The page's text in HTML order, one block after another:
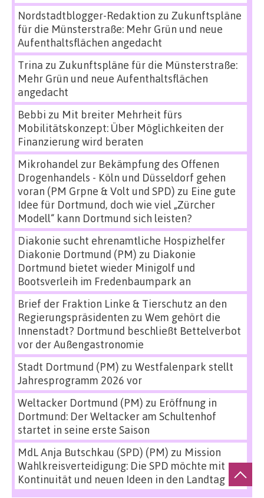
Nordstadtblogger-Redaktion zu Zukunftspläne
für die Münsterstraße: Mehr Grün und neue
Aufenthaltsflächen angedacht
Trina zu Zukunftspläne für die Münsterstraße:
Mehr Grün und neue Aufenthaltsflächen
angedacht
Bebbi zu Mit breiter Mehrheit fürs
Mobilitätskonzept: Über Möglichkeiten der
Finanzierung wird beraten
Mikrohandel zur Bekämpfung des Offenen
Drogenhandels - Köln und Düsseldorf gehen
voran (PM Grpne & Volt und SPD) zu Eine gute
Idee für Dortmund, doch wie viel „Zürcher
Modell“ kann Dortmund sich leisten?
Diakonie sucht ehrenamtliche Hospizhelfer
Diakonie Dortmund (PM) zu Diakonie
Dortmund bietet wieder Minigolf und
Bootsverleih im Fredenbaumpark an
Brief der Fraktion Linke & Tierschutz an den
Regierungspräsidenten zu Wem gehört die
Innenstadt? Dortmund beschließt Bettelverbot
vor der Außengastronomie
Stadt Dortmund (PM) zu Westfalenpark stellt
Jahresprogramm 2026 vor
Weltacker Dortmund (PM) zu Eröffnung in
Dortmund: Der Weltacker am Schultenhof
startet in seine erste Saison
MdL Anja Butschkau (SPD) (PM) zu Mission
Wahlkreisverteidigung: Die SPD möchte mit
Kontinuität und neuen Ideen in den Landtag